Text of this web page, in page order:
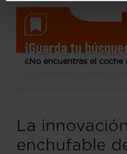
¡Guarda tu
¿No encuentras el coche
La
enchufable